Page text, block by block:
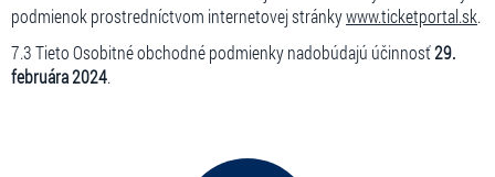
podmienok prostredníctvom internetovej stránkywww.ticketportal.sk.
7.3 Tieto Osobitné obchodné podmienky nadobúdajú účinnosť29.
februára 2024.